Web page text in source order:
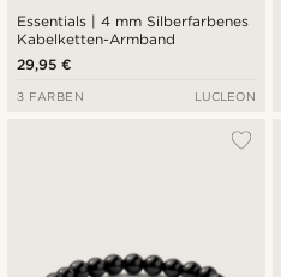
Essentials | 4 mm Silberfarbenes
Kabelketten-Armband
29,95 €
3 FARBEN LUCLEON